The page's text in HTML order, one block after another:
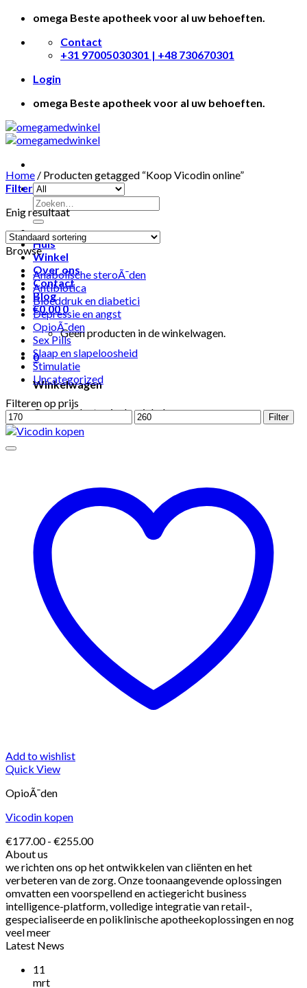
Skip
content
omega Beste apotheek voor al uw behoeften.
Contact
+31 97005030301 | +48 730670301
Login
omega Beste apotheek voor al uw behoeften.
Huis
Winkel
Over ons
Contact
Blog
€0.000
Geen producten in de winkelwagen.
0
Winkelwagen
Geen producten in de winkelwagen.
Home / Producten getagged “Koop Vicodin online”
Filter
Enig resultaat
Browse
Anabolische steroÃ¯den
Antibiotica
Bloeddruk en diabetici
Depressie en angst
OpioÃ¯den
Sex Pills
Slaap en slapeloosheid
Stimulatie
Uncategorized
Filteren op prijs
Min.
prijs
Max.
prijs
Filter
Add to wishlist
Quick View
OpioÃ¯den
Vicodin kopen
€177.00 - €255.00Prijsklasse:
tot
€255.00
About us
we richten ons op het ontwikkelen van cliënten en het
verbeteren van de zorg. Onze toonaangevende oplossingen
omvatten een voorspellend en actiegericht business
intelligence-platform, volledige integratie van retail-,
gespecialiseerde en poliklinische apotheekoplossingen en nog
veel meer
Latest News
11
mrt